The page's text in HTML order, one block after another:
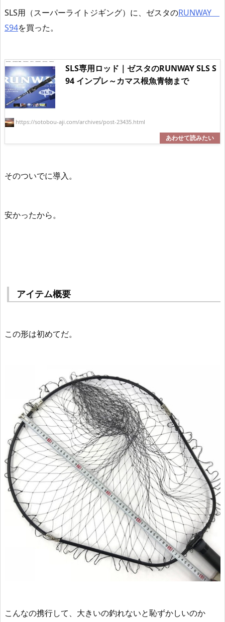
SLS用（スーパーライトジギング）に、ゼスタのRUNWAY
S94を買った。
SLS専用ロッド｜ゼスタのRUNWAY SLS S
94 インプレ～カマス根魚青物まで
https://sotobou-aji.com/archives/post-23435.html
そのついでに導入。
安かったから。
アイテム概要
この形は初めてだ。
こんなの携行して、大きいの釣れないと恥ずかしいのか